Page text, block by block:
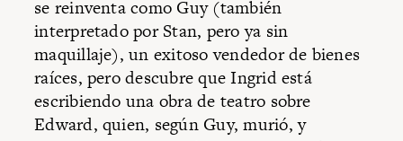
se reinventa como Guy (también
interpretado por Stan, pero ya sin
maquillaje), un exitoso vendedor de bienes
raíces, pero descubre que Ingrid está
escribiendo una obra de teatro sobre
Edward, quien, según Guy, murió, y